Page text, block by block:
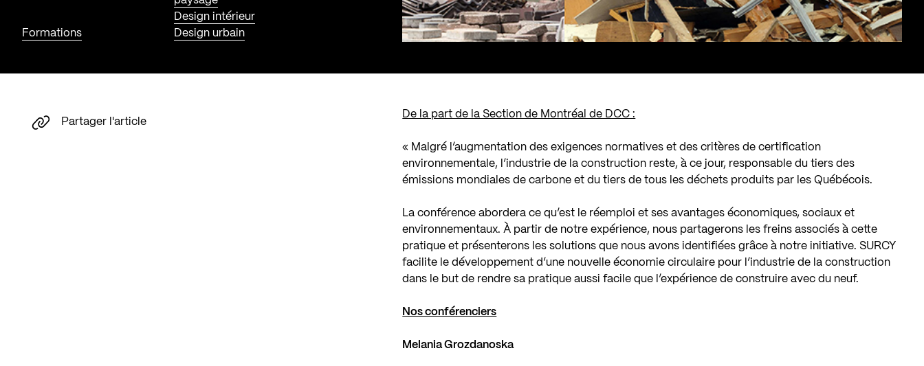
Formations
Design intérieur
Design urbain
De la part de la Section de Montréal de DCC :
« Malgré l’augmentation des exigences normatives et des critères de certification
environnementale, l’industrie de la construction reste, à ce jour, responsable du tiers des
émissions mondiales de carbone et du tiers de tous les déchets produits par les Québécois.
La conférence abordera ce qu’est le réemploi et ses avantages économiques, sociaux et
environnementaux. À partir de notre expérience, nous partagerons les freins associés à cette
pratique et présenterons les solutions que nous avons identifiées grâce à notre initiative. SURCY
facilite le développement d’une nouvelle économie circulaire pour l’industrie de la construction
dans le but de rendre sa pratique aussi facile que l’expérience de construire avec du neuf.
Nos conférenciers
Melania Grozdanoska
Partager l'article